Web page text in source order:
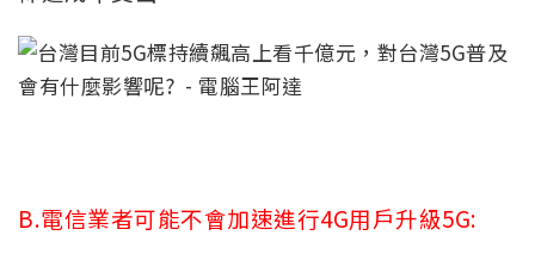
B.電信業者可能不會加速進行4G用戶升級5G: